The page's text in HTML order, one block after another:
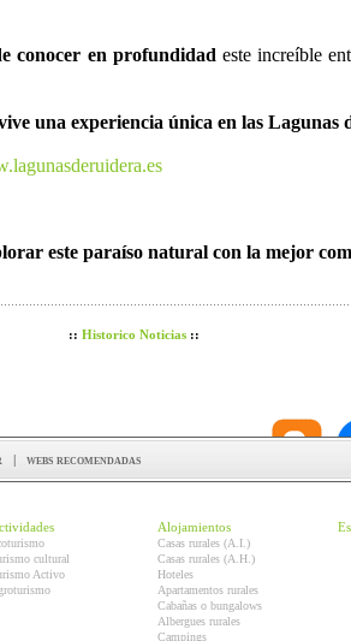
conocer en profundidad este increíble
una experiencia única en las Lagunas
este paraíso natural con la mejor
:: Historico Noticias::
| webs recomendadas
cultural
Activo
Alojamientos
Casas rurales (A.I.)
Casas rurales (A.H.)
Hoteles
Apartamentos rurales
Cabañas o bungalows
Albergues rurales
Campings